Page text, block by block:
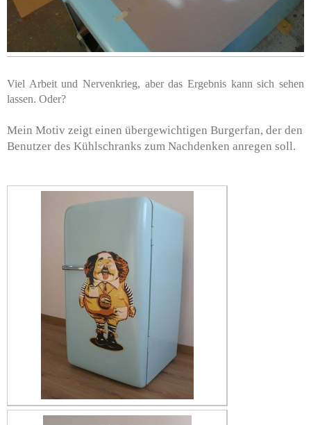
Viel Arbeit und Nervenkrieg, aber das Ergebnis kann sich sehen
lassen. Oder?
Mein Motiv zeigt einen übergewichtigen Burgerfan, der den
Benutzer des Kühlschranks zum Nachdenken anregen soll.